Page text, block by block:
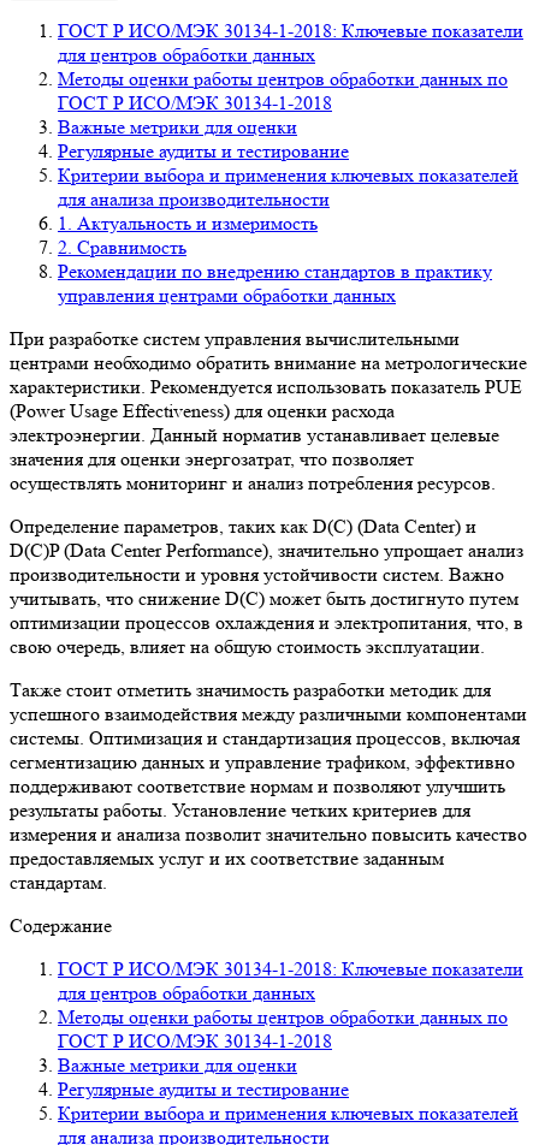
ГОСТ Р ИСО/МЭК 30134-1-2018: Ключевые показатели
для центров обработки данных
Методы оценки работы центров обработки данных по
ГОСТ Р ИСО/МЭК 30134-1-2018
Важные метрики для оценки
Регулярные аудиты и тестирование
Критерии выбора и применения ключевых показателей
для анализа производительности
1. Актуальность и измеримость
2. Сравнимость
Рекомендации по внедрению стандартов в практику
управления центрами обработки данных
При разработке систем управления вычислительными
центрами необходимо обратить внимание на метрологические
характеристики. Рекомендуется использовать показатель PUE
(Power Usage Effectiveness) для оценки расхода
электроэнергии. Данный норматив устанавливает целевые
значения для оценки энергозатрат, что позволяет
осуществлять мониторинг и анализ потребления ресурсов.
Определение параметров, таких как D(C) (Data Center) и
D(C)P (Data Center Performance), значительно упрощает анализ
производительности и уровня устойчивости систем. Важно
учитывать, что снижение D(C) может быть достигнуто путем
оптимизации процессов охлаждения и электропитания, что, в
свою очередь, влияет на общую стоимость эксплуатации.
Также стоит отметить значимость разработки методик для
успешного взаимодействия между различными компонентами
системы. Оптимизация и стандартизация процессов, включая
сегментизацию данных и управление трафиком, эффективно
поддерживают соответствие нормам и позволяют улучшить
результаты работы. Установление четких критериев для
измерения и анализа позволит значительно повысить качество
предоставляемых услуг и их соответствие заданным
стандартам.
Содержание
ГОСТ Р ИСО/МЭК 30134-1-2018: Ключевые показатели
для центров обработки данных
Методы оценки работы центров обработки данных по
ГОСТ Р ИСО/МЭК 30134-1-2018
Важные метрики для оценки
Регулярные аудиты и тестирование
Критерии выбора и применения ключевых показателей
для анализа производительности